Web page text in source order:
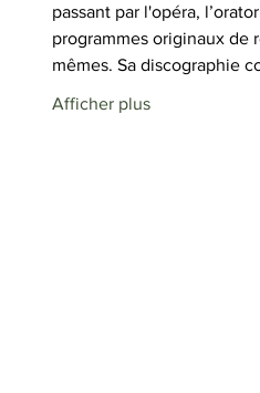
passant par l'opéra,
programmes originaux de
mêmes. Sa discographie
Afficher plus